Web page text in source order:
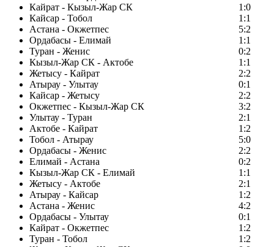
Кайрат - Кызыл-Жар СК
1:0
Кайсар - Тобол
1:1
Астана - Окжетпес
5:2
Ордабасы - Елимай
1:1
Туран - Женис
0:2
Кызыл-Жар СК - Актобе
1:1
Жетысу - Кайрат
2:2
Атырау - Улытау
0:1
Кайсар - Жетысу
2:2
Окжетпес - Кызыл-Жар СК
3:2
Улытау - Туран
2:1
Актобе - Кайрат
1:2
Тобол - Атырау
5:0
Ордабасы - Женис
2:2
Елимай - Астана
0:2
Кызыл-Жар СК - Елимай
1:1
Жетысу - Актобе
2:1
Атырау - Кайсар
1:2
Астана - Женис
4:2
Ордабасы - Улытау
0:1
Кайрат - Окжетпес
1:2
Туран - Тобол
1:2